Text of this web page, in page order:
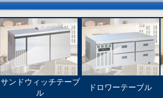
サンドウィッチテーブ
ル
ドロワーテーブル